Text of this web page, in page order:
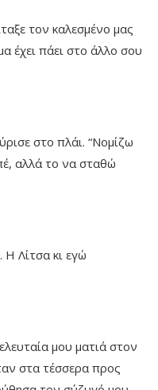
τον καλεσμένο μας
έχει πάει στο άλλο σου
στο πλάι. “Νομίζω
αλλά το να σταθώ
Η Λίτσα κι εγώ
μου ματιά στον
στα τέσσερα προς